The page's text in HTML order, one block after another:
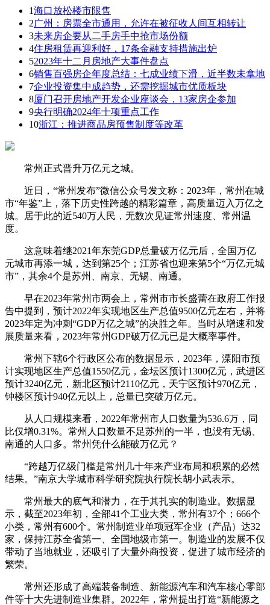
1海口放松楼市限售
2广州：房票全市通用，允许在被征收人间互相转让
3未来房企要从二手房手中抢市场份额
4住房租赁再迎利好，17条金融支持措施出炉
52023年十二月房地产大事件盘点
6销售百强房企年度总结：七成业绩下滑，近半数未拿地
7企业投资集中成趋势，还需挖掘城市优质板块
8厦门召开房地产开发企业座谈会，13家房企参加
9央行明确2024年十项重点工作
10浙江：推进商品房预售制度等改革
常州正式晋升万亿元之城。
近日，“常州发布”微信公众号发文称：2023年，常州在城
市“年鉴”上，落下历史性跨越的精彩篇章，高质量迈入万亿之
城。居于此的近540万人民，无数次见证常州速度、常州温
度。
这意味着继2021年东莞GDP总量破万亿元后，全国万亿
元城市再添一城，达到第25个；江苏省也迎来第5个“万亿元城
市”，其余4个是苏州、南京、无锡、南通。
早在2023年常州市两会上，常州市市长盛蕾在政府工作报
告中提到，预计2022年实现地区生产总值9500亿元左右，并将
2023年定为冲刺“GDP万亿之城”的决胜之年。当时从增速和发
展质量来看，2023年常州GDP破万亿元已是大概率事件。
常州下辖6个行政区公布的数据显示，2023年，溧阳市预
计实现地区生产总值1550亿元，金坛区预计1300亿元，武进区
预计3240亿元，新北区预计2110亿元，天宁区预计970亿元，
钟楼区预计940亿元以上，总量已突破万亿元。
从人口规模来看，2022年常州市人口数量为536.6万，同
比仅增0.31%。常州人口数量不足苏州的一半，也没有无锡、
南通的人口多。常州凭什么能破万亿元？
“跨越万亿级门槛是常州几十年来产业布局和积累的必然
结果。”南京大学城市科学研究院执行院长胡小武表示。
常州最大的底气和潜力，在于其扎实的制造业。数据显
示，截至2023年初，全部41个工业大类，常州有37个；666个
小类，常州有600个。常州制造业单项冠军企业（产品）达32
家，保持江苏全省第一、全国地级市第一。制造业的发展不仅
带动了当地就业，还吸引了大量外商投资，促进了城市经济的
繁荣。
常州还形成了高端装备制造、新能源汽车和汽车核心零部
件等十大先进制造业集群。2022年，常州提出打造“新能源之